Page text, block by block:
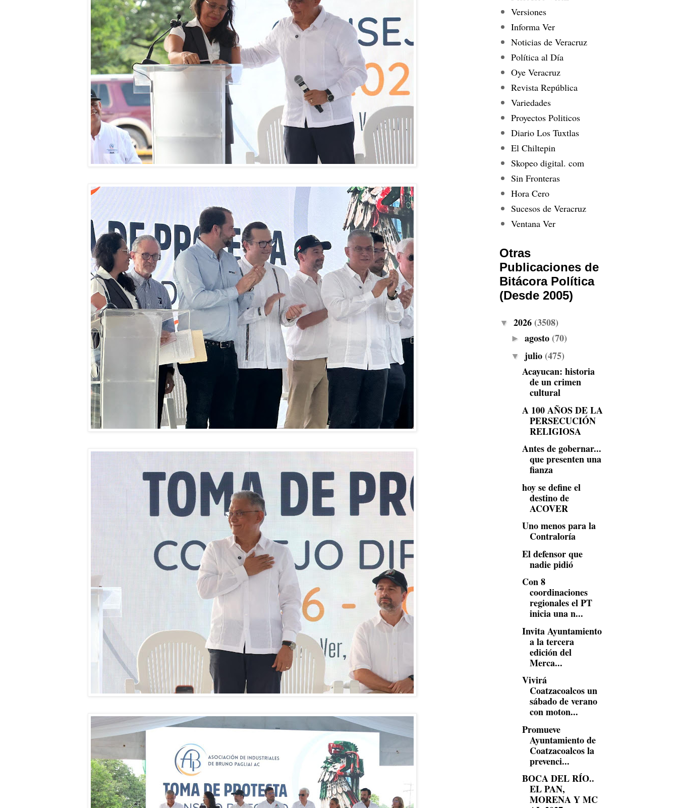
Versiones
Informa Ver
Noticias de Veracruz
Política al Día
Oye Veracruz
Revista República
Variedades
Proyectos Politicos
Diario Los Tuxtlas
El Chiltepin
Skopeo digital. com
Sin Fronteras
Hora Cero
Sucesos de Veracruz
Ventana Ver
Otras
Publicaciones de
Bitácora Política
(Desde 2005)
▼ 2026 (3508)
► agosto (70)
▼ julio (475)
Acayucan: historia
de un crimen
cultural
A 100 AÑOS DE LA
PERSECUCIÓN
RELIGIOSA
Antes de gobernar...
que presenten una
fianza
hoy se define el
destino de
ACOVER
Uno menos para la
Contraloría
El defensor que
nadie pidió
Con 8
coordinaciones
regionales el PT
inicia una n...
Invita Ayuntamiento
a la tercera
edición del
Merca...
Vivirá
Coatzacoalcos un
sábado de verano
con moton...
Promueve
Ayuntamiento de
Coatzacoalcos la
prevenci...
BOCA DEL RÍO..
EL PAN,
MORENA Y MC